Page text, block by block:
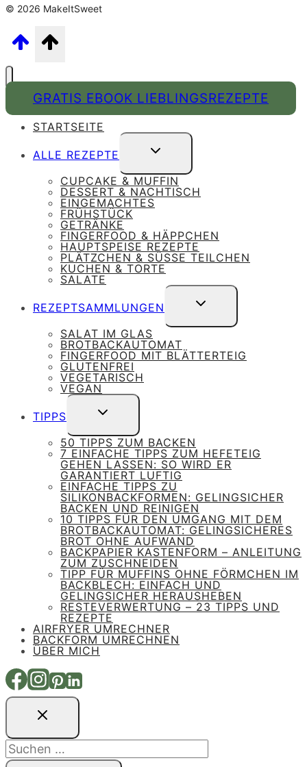
© 2026 MakeItSweet
GRATIS EBOOK LIEBLINGSREZEPTE
STARTSEITE
ALLE REZEPTE
UNTERMENÜ
UMSCHALTEN
CUPCAKE & MUFFIN
DESSERT & NACHTISCH
EINGEMACHTES
FRÜHSTÜCK
GETRÄNKE
FINGERFOOD & HÄPPCHEN
HAUPTSPEISE REZEPTE
PLÄTZCHEN & SÜSSE TEILCHEN
KUCHEN & TORTE
SALATE
REZEPTSAMMLUNGEN
UNTERMENÜ
UMSCHALTEN
SALAT IM GLAS
BROTBACKAUTOMAT
FINGERFOOD MIT BLÄTTERTEIG
GLUTENFREI
VEGETARISCH
VEGAN
TIPPS
UNTERMENÜ
UMSCHALTEN
50 TIPPS ZUM BACKEN
7 EINFACHE TIPPS ZUM HEFETEIG
GEHEN LASSEN: SO WIRD ER
GARANTIERT LUFTIG
EINFACHE TIPPS ZU
SILIKONBACKFORMEN: GELINGSICHER
BACKEN UND REINIGEN
10 TIPPS FÜR DEN UMGANG MIT DEM
BROTBACKAUTOMAT: GELINGSICHERES
BROT OHNE AUFWAND
BACKPAPIER KASTENFORM – ANLEITUNG
ZUM ZUSCHNEIDEN
TIPP FÜR MUFFINS OHNE FÖRMCHEN IM
BACKBLECH: EINFACH UND
GELINGSICHER HERAUSHEBEN
RESTEVERWERTUNG – 23 TIPPS UND
REZEPTE
AIRFRYER UMRECHNER
BACKFORM UMRECHNEN
ÜBER MICH
Suchen